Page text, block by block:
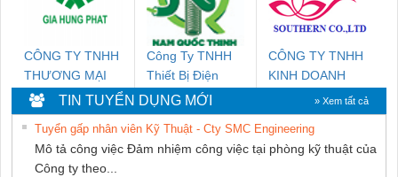
CÔNG TY TNHH
THƯƠNG MẠI
DỊCH VỤ KỸ
THUẬT ĐIỆN CƠ
GIA HƯNG PHÁT
Công Ty TNHH
Thiết Bị Điện
Nam Quốc Thịnh
CÔNG TY TNHH
KINH DOANH
DỊCH VỤ XNK
PHƯƠNG NAM
TIN TUYỂN DỤNG MỚI » Xem tất cả
Tuyển gấp nhân viên Kỹ Thuật - Cty SMC Engineering
Mô tả công việc Đảm nhiệm công việc tại phòng kỹ thuật của
Công ty theo...